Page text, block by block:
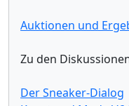
Auktionen und
Zu den
Der Sneaker-Dialog